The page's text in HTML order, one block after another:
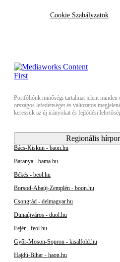
Cookie Szabályzatok
Portfóliónk minőségi tartalmat jelent minden
országos lefedettséget és változatos
keressük az új irányokat és fejlődési
Regionális
Bács-Kiskun - baon.hu
Baranya - bama.hu
Békés - beol.hu
Borsod-Abaúj-Zemplén - boon.hu
Csongrád - delmagyar.hu
Dunaújváros - duol.hu
Fejér - feol.hu
Győr-Moson-Sopron - kisalfold.hu
Hajdú-Bihar - haon.hu